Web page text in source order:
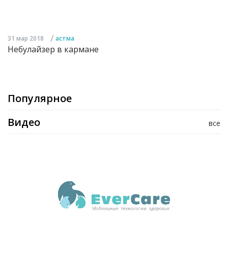
31 мар 2018 / астма
Небулайзер в кармане
Популярное
все
Видео